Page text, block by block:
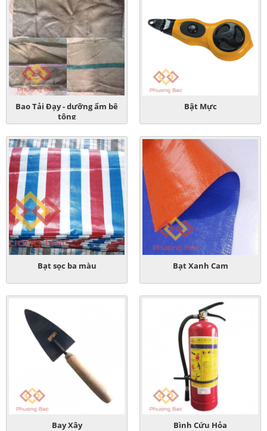
Bao Tải Đạy - dưỡng ẩm bê
tông
Bật Mực
Bạt sọc ba màu Bạt Xanh Cam
Bay Xây Bình Cứu Hỏa